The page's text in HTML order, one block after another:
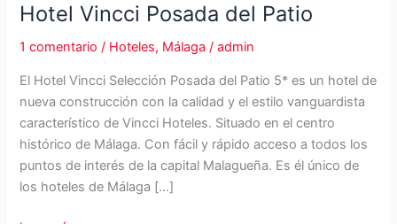
Hotel Vincci Posada del Patio
1 comentario / Hoteles, Málaga /admin
El Hotel Vincci Selección Posada del Patio 5* es un hotel de
nueva construcción con la calidad y el estilo vanguardista
característico de Vincci Hoteles. Situado en el centro
histórico de Málaga. Con fácil y rápido acceso a todos los
puntos de interés de la capital Malagueña. Es él único de
los hoteles de Málaga […]